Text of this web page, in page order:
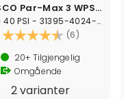
JABSCO Par-Max 3 WPS 11 l/min
24V - 40 PSI - 31395-4024-3A
Karakter: (6)
20+ Tilgjengelig
Omgående
2 varianter